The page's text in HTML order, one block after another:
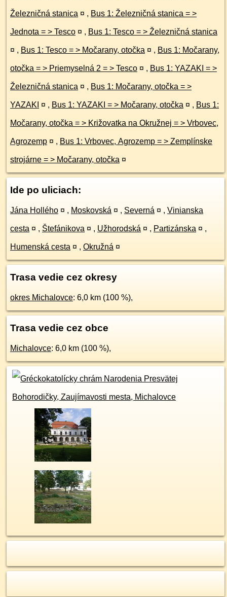
Železničná stanica ¤ , Bus 1: Železničná stanica = >
Jednota = > Tesco ¤ , Bus 1: Tesco = > Železničná stanica
¤ , Bus 1: Tesco = > Močarany, otočka ¤ , Bus 1: Močarany,
otočka = > Priemyselná 2 = > Tesco ¤ , Bus 1: YAZAKI = >
Železničná stanica ¤ , Bus 1: Močarany, otočka = >
YAZAKI ¤ , Bus 1: YAZAKI = > Močarany, otočka ¤ , Bus 1:
Močarany, otočka = > Križovatka na Okružnej = > Vrbovec,
Agrozemp ¤ , Bus 1: Vrbovec, Agrozemp = > Zemplínske
strojárne = > Močarany, otočka ¤
Ide po uliciach:
Jána Hollého ¤ , Moskovská ¤ , Severná ¤ , Vinianska
cesta ¤ , Štefánikova ¤ , Užhorodská ¤ , Partizánska ¤ ,
Humenská cesta ¤ , Okružná ¤
Trasa vedie cez okresy
okres Michalovce: 6,0 km (100 %),
Trasa vedie cez obce
Michalovce: 6,0 km (100 %),